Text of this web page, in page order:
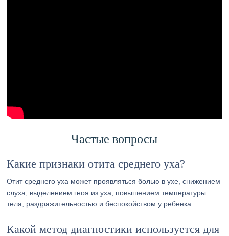
Частые вопросы
Какие признаки отита среднего уха?
Отит среднего уха может проявляться болью в ухе, снижением
слуха, выделением гноя из уха, повышением температуры
тела, раздражительностью и беспокойством у ребенка.
Какой метод диагностики используется для